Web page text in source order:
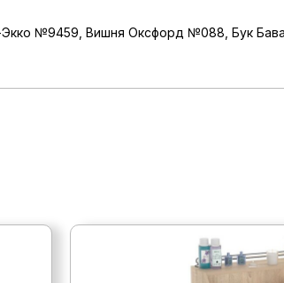
№9459, Вишня Оксфорд №088, Бук